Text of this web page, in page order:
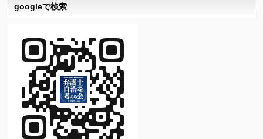
googleで検索